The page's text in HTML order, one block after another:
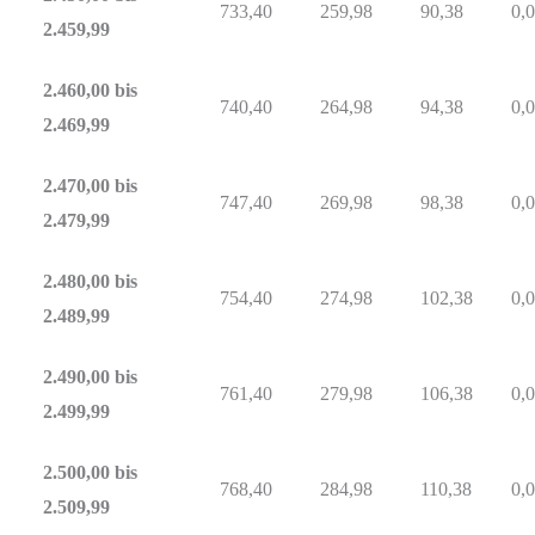
2.459,99
733,40 259,98 90,38
2.460,00 bis
2.469,99
740,40 264,98 94,38
2.470,00 bis
2.479,99
747,40 269,98 98,38
2.480,00 bis
2.489,99
754,40 274,98 102,38
2.490,00 bis
2.499,99
761,40 279,98 106,38
2.500,00 bis
2.509,99
768,40 284,98 110,38